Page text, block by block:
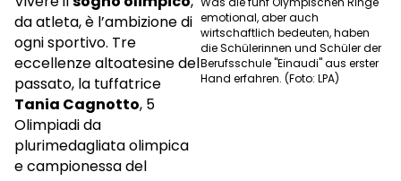
da atleta, è l’ambizione di
ogni sportivo. Tre
eccellenze altoatesine del
passato, la tuffatrice
Tania Cagnotto, 5
Olimpiadi da
plurimedagliata olimpica
e campionessa del
emotional, aber auch
wirtschaftlich bedeuten, haben
die Schülerinnen und Schüler der
Berufsschule "Einaudi" aus erster
Hand erfahren. (Foto: LPA)